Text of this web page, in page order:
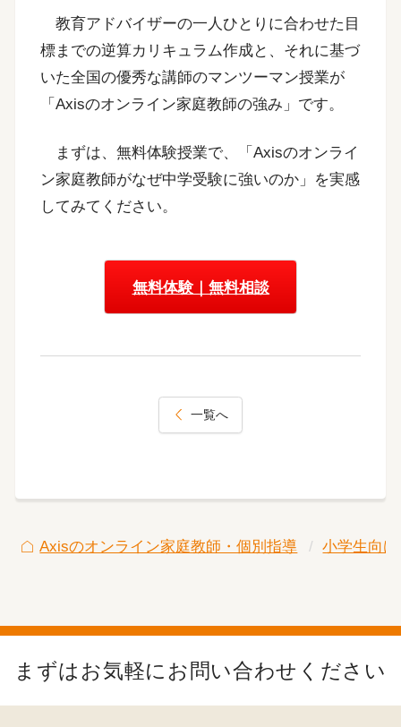
教育アドバイザーの一人ひとりに合わせた目
標までの逆算カリキュラム作成と、それに基づ
いた全国の優秀な講師のマンツーマン授業が
「Axisのオンライン家庭教師の強み」です。
まずは、無料体験授業で、「Axisのオンライ
ン家庭教師がなぜ中学受験に強いのか」を実感
してみてください。
無料体験｜無料相談
一覧へ
Axisのオンライン家庭教師・個別指導 小学生向け
まずはお気軽にお問い合わせください